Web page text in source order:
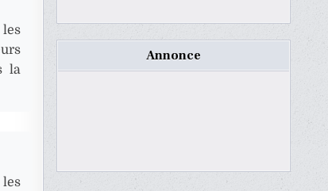
les
la
Annonce